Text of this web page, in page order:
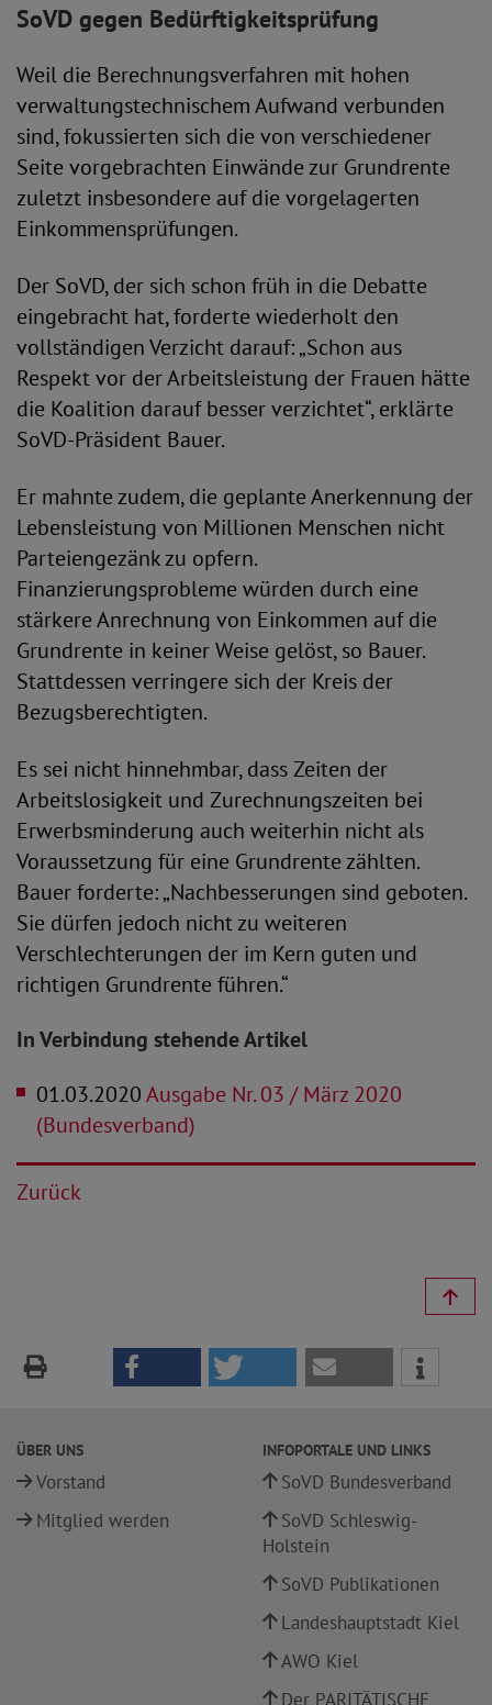
SoVD gegen Bedürftigkeitsprüfung
Weil die Berechnungsverfahren mit hohen
verwaltungstechnischem Aufwand verbunden
sind, fokussierten sich die von verschiedener
Seite vorgebrachten Einwände zur Grundrente
zuletzt insbesondere auf die vorgelagerten
Einkommensprüfungen.
Der SoVD, der sich schon früh in die Debatte
eingebracht hat, forderte wiederholt den
vollständigen Verzicht darauf: „Schon aus
Respekt vor der Arbeitsleistung der Frauen hätte
die Koalition darauf besser verzichtet“, erklärte
SoVD-Präsident Bauer.
Er mahnte zudem, die geplante Anerkennung der
Lebensleistung von Millionen Menschen nicht
Parteiengezänk zu opfern.
Finanzierungsprobleme würden durch eine
stärkere Anrechnung von Einkommen auf die
Grundrente in keiner Weise gelöst, so Bauer.
Stattdessen verringere sich der Kreis der
Bezugsberechtigten.
Es sei nicht hinnehmbar, dass Zeiten der
Arbeitslosigkeit und Zurechnungszeiten bei
Erwerbsminderung auch weiterhin nicht als
Voraussetzung für eine Grundrente zählten.
Bauer forderte: „Nachbesserungen sind geboten.
Sie dürfen jedoch nicht zu weiteren
Verschlechterungen der im Kern guten und
richtigen Grundrente führen.“
In Verbindung stehende Artikel
01.03.2020Ausgabe Nr. 03 / März 2020
(Bundesverband)
Zurück
ÜBER UNS
Vorstand
Mitglied werden
INFOPORTALE UND LINKS
SoVD Bundesverband
SoVD Schleswig-
Holstein
SoVD Publikationen
Landeshauptstadt Kiel
AWO Kiel
Der PARITÄTISCHE